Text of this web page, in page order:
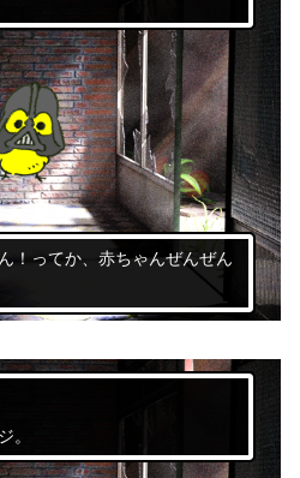
！ってか、赤ちゃんぜんぜん
。